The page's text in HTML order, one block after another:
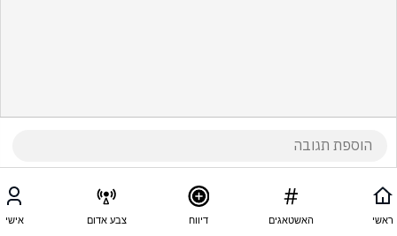
ראשי האשטאגים דיווח צבע אדום אישי